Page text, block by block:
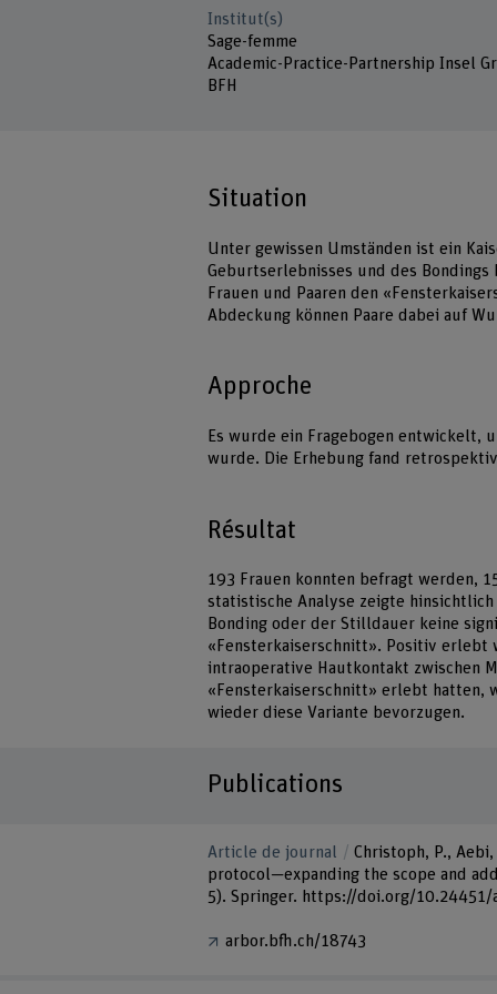
Institut(s)
Sage-femme
Academic-Practice-Partnership Insel
BFH
Situation
Unter gewissen Umständen ist ein
Geburtserlebnisses und des
Frauen und Paaren den
Abdeckung können Paare dabei auf
Approche
Es wurde ein Fragebogen entwickelt,
wurde. Die Erhebung fand
Résultat
193 Frauen konnten befragt werden,
statistische Analyse zeigte
Bonding oder der Stilldauer keine
«Fensterkaiserschnitt». Positiv erlebt
intraoperative Hautkontakt zwischen
«Fensterkaiserschnitt» erlebt hatten,
wieder diese Variante bevorzugen.
Publications
Article de journal
Christoph, P.,
protocol—expanding the scope and
5). Springer. https://doi.org/10.24451/
arbor.bfh.ch/18743